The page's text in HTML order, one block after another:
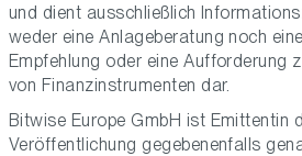
und dient ausschließlich
weder eine Anlageberatung noch
Empfehlung oder eine Aufforderung
von Finanzinstrumenten dar.
Bitwise Europe GmbH ist Emittentin
Veröffentlichung gegebenenfalls